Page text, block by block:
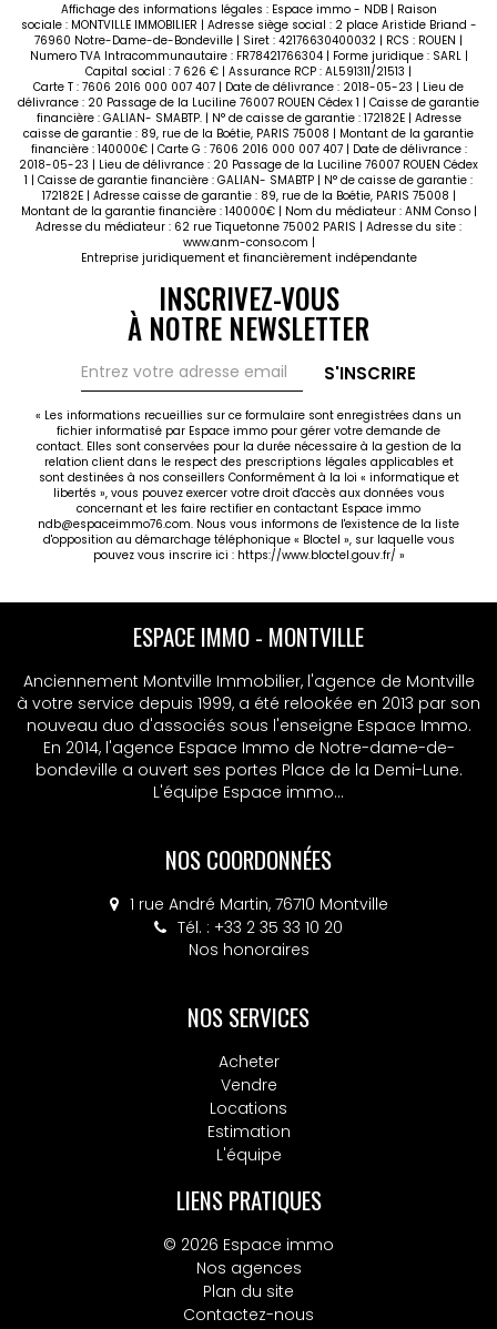
Affichage des informations légales : Espace immo - NDB | Raison
sociale : MONTVILLE IMMOBILIER | Adresse siège social : 2 place Aristide Briand -
76960 Notre-Dame-de-Bondeville | Siret : 42176630400032 | RCS : ROUEN |
Numero TVA Intracommunautaire : FR78421766304 | Forme juridique : SARL |
Capital social : 7 626 € | Assurance RCP : AL591311/21513 |
Carte T : 7606 2016 000 007 407 | Date de délivrance : 2018-05-23 | Lieu de
délivrance : 20 Passage de la Luciline 76007 ROUEN Cédex 1 | Caisse de garantie
financière : GALIAN- SMABTP. | N° de caisse de garantie : 172182E | Adresse
caisse de garantie : 89, rue de la Boétie, PARIS 75008 | Montant de la garantie
financière : 140000€ | Carte G : 7606 2016 000 007 407 | Date de délivrance :
2018-05-23 | Lieu de délivrance : 20 Passage de la Luciline 76007 ROUEN Cédex
1 | Caisse de garantie financière : GALIAN- SMABTP | N° de caisse de garantie :
172182E | Adresse caisse de garantie : 89, rue de la Boétie, PARIS 75008 |
Montant de la garantie financière : 140000€ | Nom du médiateur : ANM Conso |
Adresse du médiateur : 62 rue Tiquetonne 75002 PARIS | Adresse du site :
www.anm-conso.com |
Entreprise juridiquement et financièrement indépendante
INSCRIVEZ-VOUS
À NOTRE NEWSLETTER
S'INSCRIRE
« Les informations recueillies sur ce formulaire sont enregistrées dans un
fichier informatisé par Espace immo pour gérer votre demande de
contact. Elles sont conservées pour la durée nécessaire à la gestion de la
relation client dans le respect des prescriptions légales applicables et
sont destinées à nos conseillers Conformément à la loi « informatique et
libertés », vous pouvez exercer votre droit d'accès aux données vous
concernant et les faire rectifier en contactant Espace immo
ndb@espaceimmo76.com. Nous vous informons de l'existence de la liste
d'opposition au démarchage téléphonique « Bloctel », sur laquelle vous
pouvez vous inscrire ici : https://www.bloctel.gouv.fr/ »
ESPACE IMMO - MONTVILLE
Anciennement Montville Immobilier, l'agence de Montville
à votre service depuis 1999, a été relookée en 2013 par son
nouveau duo d'associés sous l'enseigne Espace Immo.
En 2014, l'agence Espace Immo de Notre-dame-de-
bondeville a ouvert ses portes Place de la Demi-Lune.
L'équipe Espace immo...
NOS COORDONNÉES
1 rue André Martin, 76710 Montville
Tél. : +33 2 35 33 10 20
Nos honoraires
ESPACE IMMO - MSA
Anciennement Montville Immobilier, l'agence de Montville
à votre service depuis 1999, a été relookée en 2013 par son
nouveau duo d'associés sous l'enseigne Espace Immo.
En 2014, l'agence Espace Immo de Notre-dame-de-
bondeville a ouvert ses portes Place de la Demi-Lune.
L'équipe Espace immo...
NOS COORDONNÉES
4 place Colbert, 76130 Mont-Saint-Aignan
Tél. : +33 2 32 10 52 14
Nos honoraires
NOS SERVICES
Acheter
Vendre
Locations
Estimation
L'équipe
LIENS PRATIQUES
© 2026 Espace immo
Nos agences
Plan du site
Contactez-nous